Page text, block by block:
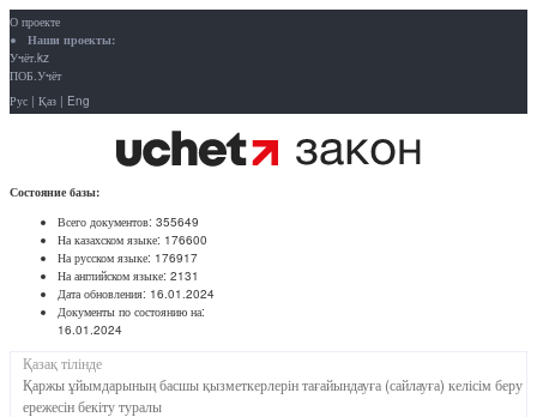
О проекте
Наши проекты:
Учёт.kz
ПОБ.Учёт
Рус | Қаз | Eng
Состояние базы:
Всего документов: 355649
На казахском языке: 176600
На русском языке: 176917
На английском языке: 2131
Дата обновления: 16.01.2024
Документы по состоянию на:
16.01.2024
Қазақ тілінде
Қаржы ұйымдарының басшы қызметкерлерін тағайындауға (сайлауға) келісім беру
ережесін бекіту туралы